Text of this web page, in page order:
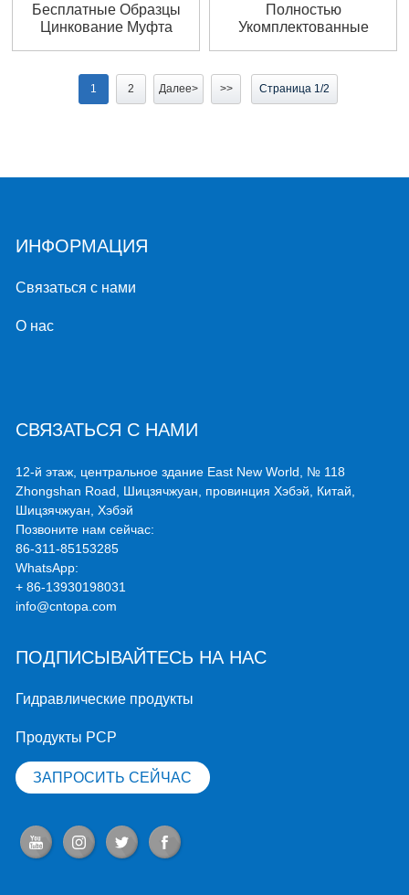
Бесплатные Образцы
Цинкование Муфта
Полностью
Укомплектованные
1 2 Далее> >> Страница 1/2
ИНФОРМАЦИЯ
Связаться с нами
О нас
СВЯЗАТЬСЯ С НАМИ
12-й этаж, центральное здание East New World, № 118
Zhongshan Road, Шицзячжуан, провинция Хэбэй, Китай,
Шицзячжуан, Хэбэй
Позвоните нам сейчас:
86-311-85153285
WhatsApp:
+ 86-13930198031
info@cntopa.com
ПОДПИСЫВАЙТЕСЬ НА НАС
Гидравлические продукты
Продукты PCP
ЗАПРОСИТЬ СЕЙЧАС